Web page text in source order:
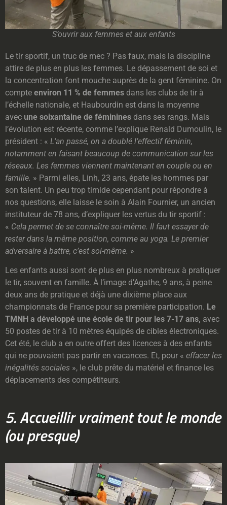
S’ouvrir aux femmes et aux enfants
Le tir sportif, un truc de mec ? Pas faux, mais la discipline
attire de plus en plus les femmes. Le dépassement de soi et
la concentration font mouche auprès de la gent féminine. On
compte environ 11 % de femmes dans les clubs de tir à
l’échelle nationale, et Haubourdin est dans la moyenne
avec une soixantaine de féminines dans ses rangs. Mais
l’évolution est récente, comme l’explique Renald Dumoulin, le
président : « L’an passé, on a doublé l’effectif féminin,
notamment en faisant beaucoup de communication sur les
réseaux. Les femmes viennent maintenant en couple ou en
famille. » Parmi elles, Linh, 23 ans, épate les hommes par
son talent. Un peu trop timide cependant pour répondre à
nos questions, elle laisse le soin à Alain Fournier, un ancien
instituteur de 78 ans, d’expliquer les vertus du tir sportif :
« Cela permet de se connaître soi-même. Il faut essayer de
rester dans la même position, comme au yoga. Le premier
adversaire à battre, c’est soi-même. »
Les enfants aussi sont de plus en plus nombreux à pratiquer
le tir, souvent en famille. À l’image d’Agathe, 9 ans, à peine
deux ans de pratique et déjà une dixième place aux
championnats de France pour sa première participation. Le
TMNH a développé une école de tir pour les 7-17 ans, avec
50 postes de tir à 10 mètres équipés de cibles électroniques.
Cet été, le club a en outre offert des licences à des enfants
qui ne pouvaient pas partir en vacances. Et, pour « effacer les
inégalités sociales », le club prête du matériel et finance les
déplacements des compétiteurs.
5. Accueillir vraiment tout le monde
(ou presque)